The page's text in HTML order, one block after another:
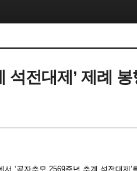
석전대제’ 제례 봉
‘공자추모 2569주년 추계 석전대제’